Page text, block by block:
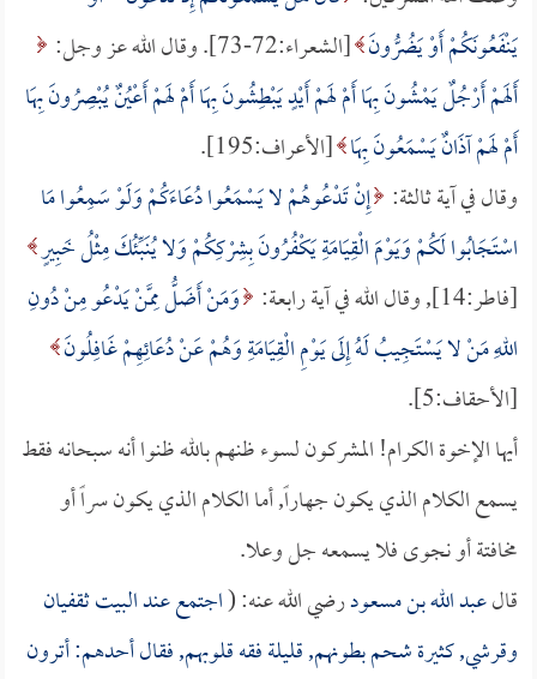
يَنْفَعُونَكُمْ أَوْ يَضُرُّونَ [الشعراء:72-73]. وقال الله عز وجل:
أَلَهمْ أَرْجُلٌ يَمْشُونَ بِهَا أَمْ لَهمْ أَيْدٍ يَبْطِشُونَ بِهَا أَمْ لَهمْ أَعْيُنٌ يُبْصِرُونَ بِهَا
أَمْ لَهمْ آذَانٌ يَسْمَعُونَ بِهَا [الأعراف:195].
وقال في آية ثالثة: إِنْ تَدْعُوهُمْ لا يَسْمَعُوا دُعَاءَكُمْ وَلَوْ سَمِعُوا مَا
اسْتَجَابُوا لَكُمْ وَيَوْمَ الْقِيَامَةِ يَكْفُرُونَ بِشِرْكِكُمْ وَلا يُنَبِّئُكَ مِثْلُ خَبِيرٍ
[فاطر:14], وقال الله في آية رابعة:
وَمَنْ أَضَلُّ مِمَّنْ يَدْعُو مِنْ دُونِ
اللهِ مَنْ لا يَسْتَجِيبُ لَهُ إِلَى يَوْمِ الْقِيَامَةِ وَهُمْ عَنْ دُعَائِهِمْ غَافِلُونَ
[الأحقاف:5].
أيها الإخوة الكرام! المشركون لسوء ظنهم بالله ظنوا أنه سبحانه فقط
يسمع الكلام الذي يكون جهاراً, أما الكلام الذي يكون سراً أو
مخافتة أو نجوى فلا يسمعه جل وعلا.
قالعبد الله بن مسعودرضي الله عنه: (اجتمع عند البيت ثقفيان
وقرشي, كثيرة شحم بطونهم, قليلة فقه قلوبهم, فقال أحدهم: أترون